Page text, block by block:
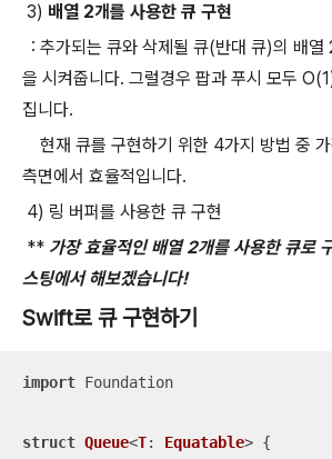
3) 배열 2개를 사용한 큐 구현
: 추가되는 큐와 삭제될 큐(반대 큐)의 배열
을 시켜줍니다. 그럴경우 팝과 푸시 모두
집니다.
현재 큐를 구현하기 위한 4가지 방법 중
측면에서 효율적입니다.
4) 링 버퍼를 사용한 큐 구현
** 가장 효율적인 배열 2개를 사용한 큐로
스팅에서 해보겠습니다!
Swift로 큐 구현하기
import Foundation
struct Queue<T: Equatable> {